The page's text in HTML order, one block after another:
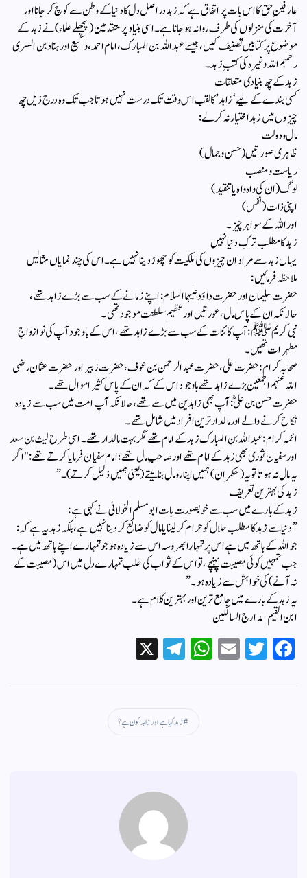
​عارفینِ حق کا اس بات پر اتفاق ہے کہ زہد دراصل دل کا دنیا کے وطن سے کوچ کر جانا اور
آخرت کی منزلوں کی طرف روانہ ہو جانا ہے۔ اسی بنیاد پر متقدمین (پچھلے علماء) نے زہد کے
موضوع پر کتابیں تصنیف کیں، جیسے عبداللہ بن المبارک، امام احمد، وکیع اور ہناد بن السری
رحمہم اللہ وغیرہ کی کتبِ زہد۔
​زہد کے چھ بنیادی متعلقات
​کسی بندے کے لیے ‘زاہد’ کا لقب اس وقت تک درست نہیں ہوتا جب تک وہ درج ذیل چھ
چیزوں میں زہد اختیار نہ کر لے:
​مال و دولت
​ظاہری صورتیں (حسن و جمال)
​ریاست و منصب
​لوگ (ان کی واہ واہ یا تنقید)
​اپنی ذات (نفس)
​اور اللہ کے سوا ہر چیز۔
​زہد کا مطلب ترکِ دنیا نہیں
​یہاں زہد سے مراد ان چیزوں کی ملکیت کو چھوڑ دینا نہیں ہے۔ اس کی چند نمایاں مثالیں
ملاحظہ فرمائیں:
​حضرت سلیمان اور حضرت داؤد علیہما السلام: اپنے زمانے کے سب سے بڑے زاہد تھے،
حالانکہ ان کے پاس مال، عورتیں اور عظیم سلطنت موجود تھی۔
​نبی کریم ﷺ: آپ کائنات کے سب سے بڑے زاہد تھے، اس کے باوجود آپ کی نو ازواجِ
مطہرات تھیں۔
​صحابہ کرام: حضرت علی، حضرت عبدالرحمن بن عوف، حضرت زبیر اور حضرت عثمان رضی
اللہ عنہم اجمعین بڑے زاہد تھے باوجود اس کے کہ ان کے پاس کثیر اموال تھے۔
​حضرت حسن بن علیؓ: آپ بھی زاہدین میں سے تھے، حالانکہ آپ امت میں سب سے زیادہ
نکاح کرنے والے اور مالدار ترین افراد میں شامل تھے۔
​ائمہ کرام: عبداللہ بن المبارک زہد کے امام تھے مگر بہت مالدار تھے۔ اسی طرح لیث بن سعد
اور سفیان ثوری بھی زہد کے امام تھے اور صاحبِ مال تھے؛ امام سفیان فرمایا کرتے تھے: "اگر
یہ مال نہ ہوتا تو یہ (حکمران) ہمیں اپنا رومال بنا لیتے (یعنی ہمیں ذلیل کرتے)۔”
​زہد کی بہترین تعریف
​زہد کے بارے میں سب سے خوبصورت بات ابو مسلم الخولانی نے کہی ہے:
​”دنیا سے زہد کا مطلب حلال کو حرام کر لینا یا مال کو ضائع کر دینا نہیں ہے، بلکہ زہد یہ ہے کہ:
​جو اللہ کے ہاتھ میں ہے اس پر تمہارا بھروسہ اس سے زیادہ ہو جو تمہارے اپنے ہاتھ میں ہے۔
​جب تمہیں کوئی مصیبت پہنچے، تو اس کے ثواب کی طلب تمہارے دل میں اس (مصیبت کے
نہ آنے) کی خواہش سے زیادہ ہو۔”
​یہ زہد کے بارے میں جامع ترین اور بہترین کلام ہے۔
​ابن القیم | مدارج السالکین
Fa
ce
T
wi
E
m
W
ha
A
pp
Te
le
a
m
زہد کیا ہے اور زاہد کون ہے؟